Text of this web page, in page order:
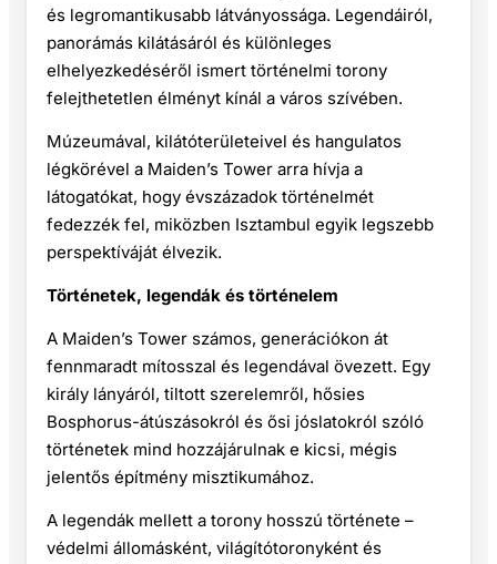
és legromantikusabb látványossága. Legendáiról,
panorámás kilátásáról és különleges
elhelyezkedéséről ismert történelmi torony
felejthetetlen élményt kínál a város szívében.
Múzeumával, kilátóterületeivel és hangulatos
légkörével a Maiden’s Tower arra hívja a
látogatókat, hogy évszázadok történelmét
fedezzék fel, miközben Isztambul egyik legszebb
perspektíváját élvezik.
Történetek, legendák és történelem
A Maiden’s Tower számos, generációkon át
fennmaradt mítosszal és legendával övezett. Egy
király lányáról, tiltott szerelemről, hősies
Bosphorus-átúszásokról és ősi jóslatokról szóló
történetek mind hozzájárulnak e kicsi, mégis
jelentős építmény misztikumához.
A legendák mellett a torony hosszú története –
védelmi állomásként, világítótoronyként és